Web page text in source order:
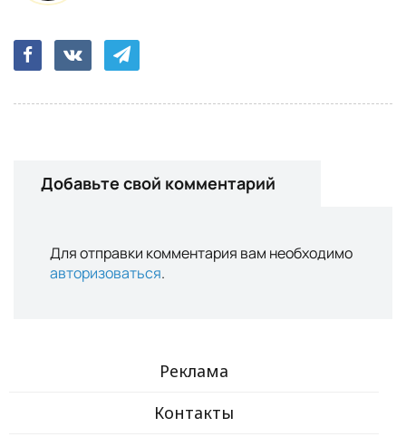
Добавьте свой комментарий
Для отправки комментария вам необходимо
авторизоваться.
Реклама
Контакты